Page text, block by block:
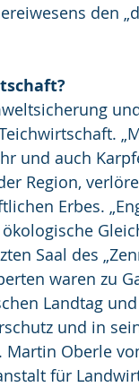
den
und auch
Region,
Erbes.
Saal des
waren zu
Landtag
und in
Martin Oberle
für